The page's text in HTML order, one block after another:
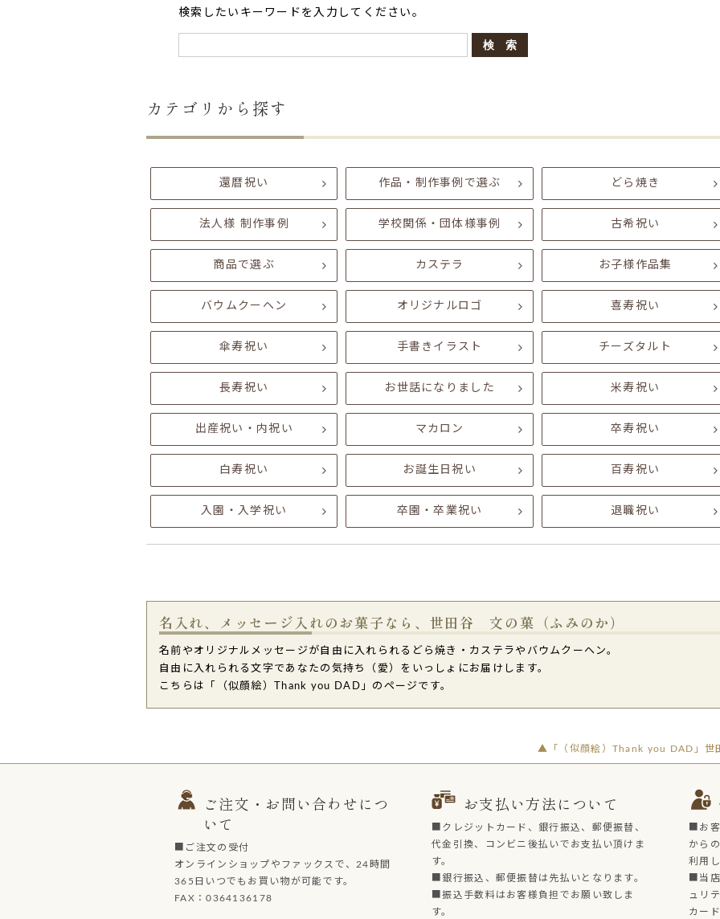
検索したいキーワードを入力してください。
カテゴリから探す
還暦祝い 作品・制作事例で選ぶ どら焼き
法人様 制作事例 学校関係・団体様事例 古希祝い
商品で選ぶ カステラ お子様作品集
バウムクーヘン オリジナルロゴ 喜寿祝い
傘寿祝い 手書きイラスト チーズタルト
長寿祝い お世話になりました 米寿祝い
出産祝い・内祝い マカロン 卒寿祝い
白寿祝い お誕生日祝い 百寿祝い
入園・入学祝い 卒園・卒業祝い 退職祝い
名入れ、メッセージ入れのお菓子なら、世田谷 文の菓（ふみのか）
名前やオリジナルメッセージが自由に入れられるどら焼き・カステラやバウムクーヘン。
自由に入れられる文字であなたの気持ち（愛）をいっしょにお届けします。
こちらは「（似顔絵）Thank you DAD」のページです。
▲「（似顔絵）Thank you DAD」世
ご注文・お問い合わせにつ
いて
■ご注文の受付
オンラインショップやファックスで、24時間
365日いつでもお買い物が可能です。
FAX：0364136178
お支払い方法について
■クレジットカード、銀行振込、郵便振替、
代金引換、コンビニ後払いでお支払い頂けま
す。
■銀行振込、郵便振替は先払いとなります。
■振込手数料はお客様負担でお願い致しま
す。
■お
から
利用
■当
ュリ
カー